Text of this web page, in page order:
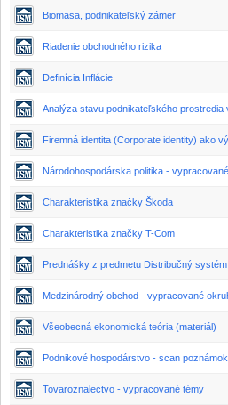
Biomasa, podnikateľský zámer
Riadenie obchodného rizika
Definícia Inflácie
Analýza stavu podnikateľského prostredia
Firemná identita (Corporate identity) ako
Národohospodárska politika -
Charakteristika značky Škoda
Charakteristika značky T-Com
Prednášky z predmetu Distribučný
Medzinárodný obchod - vypracované
Všeobecná ekonomická teória (materiál)
Podnikové hospodárstvo - scan poznámok
Tovaroznalectvo - vypracované témy